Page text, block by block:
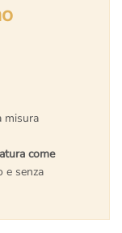
misura
come
e senza